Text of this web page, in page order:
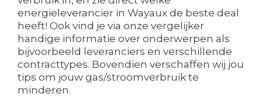
energieleverancier in Wayaux de beste deal
heeft! Ook vind je via onze vergelijker
handige informatie over onderwerpen als
bijvoorbeeld leveranciers en verschillende
contracttypes. Bovendien verschaffen wij jou
tips om jouw gas/stroomverbruik te
minderen.